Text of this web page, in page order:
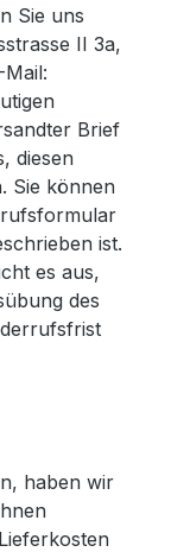
Sie uns
II 3a,
Brief
diesen
Sie können
ist.
es aus,
des
haben wir